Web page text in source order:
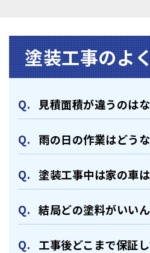
塗装⼯事のよ
⾒積⾯積が違うのは
⾬の日の作業はどう
塗装⼯事中は家の⾞
結局どの塗料がいい
⼯事後どこまで保証